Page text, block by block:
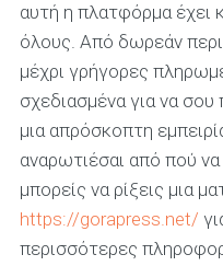
αυτή η πλατφόρμα έχει
όλους. Από δωρεάν
μέχρι γρήγορες
σχεδιασμένα για να
μια απρόσκοπτη
αναρωτιέσαι από πού να
μπορείς να ρίξεις μια
https://gorapress.net/
περισσότερες